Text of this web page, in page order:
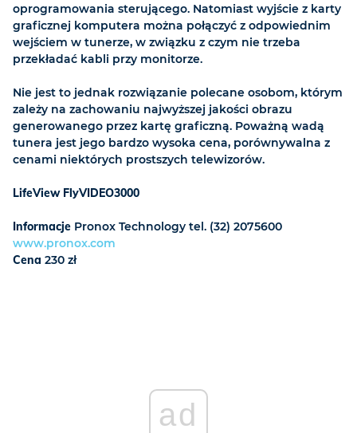
oprogramowania sterującego. Natomiast wyjście z karty
graficznej komputera można połączyć z odpowiednim
wejściem w tunerze, w związku z czym nie trzeba
przekładać kabli przy monitorze.
Nie jest to jednak rozwiązanie polecane osobom, którym
zależy na zachowaniu najwyższej jakości obrazu
generowanego przez kartę graficzną. Poważną wadą
tunera jest jego bardzo wysoka cena, porównywalna z
cenami niektórych prostszych telewizorów.
LifeView FlyVIDEO3000
Informacje Pronox Technology tel. (32) 2075600
www.pronox.com
Cena 230 zł
ad